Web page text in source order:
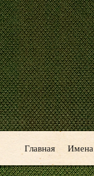
Главная Имена